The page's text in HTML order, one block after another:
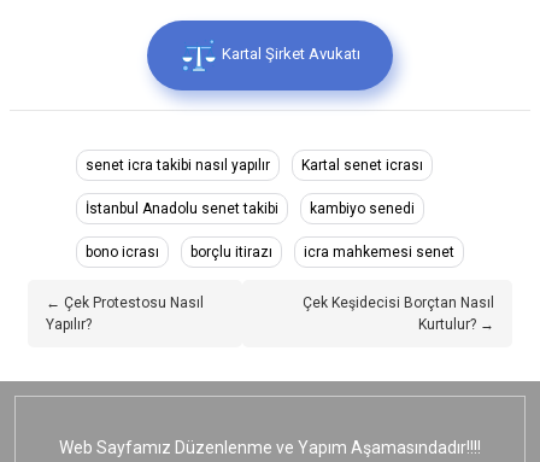
Kartal Şirket Avukatı
senet icra takibi nasıl yapılır Kartal senet icrası
İstanbul Anadolu senet takibi kambiyo senedi
bono icrası borçlu itirazı icra mahkemesi senet
← Çek Protestosu Nasıl
Yapılır?
Çek Keşidecisi Borçtan Nasıl
Kurtulur? →
Web Sayfamız Düzenlenme ve Yapım Aşamasındadır!!!!